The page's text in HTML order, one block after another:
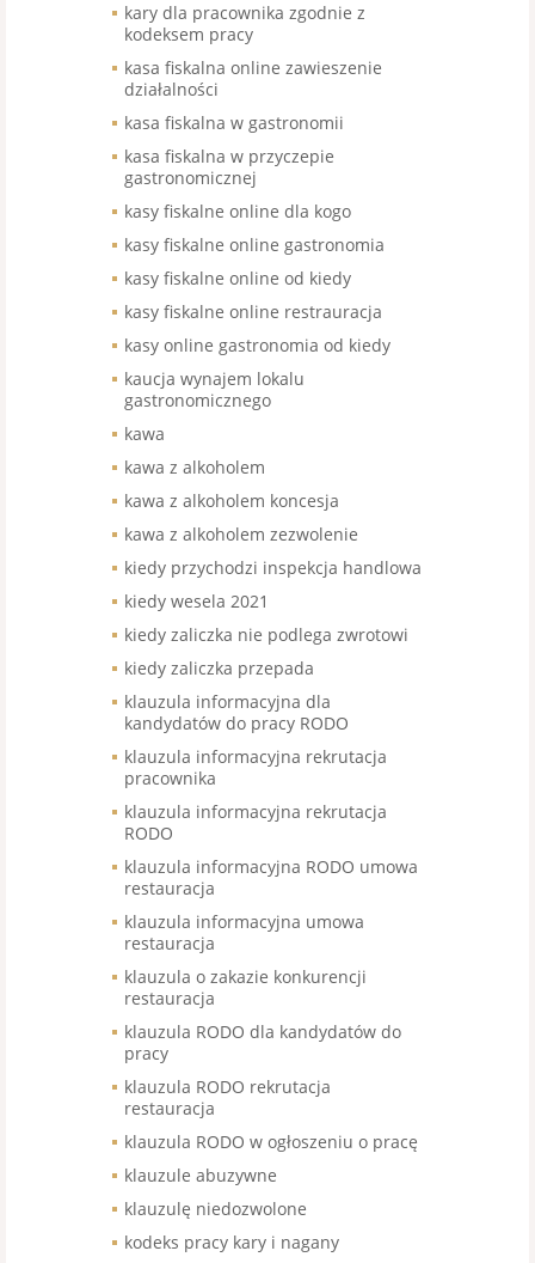
kary dla pracownika zgodnie z
kodeksem pracy
kasa fiskalna online zawieszenie
działalności
kasa fiskalna w gastronomii
kasa fiskalna w przyczepie
gastronomicznej
kasy fiskalne online dla kogo
kasy fiskalne online gastronomia
kasy fiskalne online od kiedy
kasy fiskalne online restrauracja
kasy online gastronomia od kiedy
kaucja wynajem lokalu
gastronomicznego
kawa
kawa z alkoholem
kawa z alkoholem koncesja
kawa z alkoholem zezwolenie
kiedy przychodzi inspekcja handlowa
kiedy wesela 2021
kiedy zaliczka nie podlega zwrotowi
kiedy zaliczka przepada
klauzula informacyjna dla
kandydatów do pracy RODO
klauzula informacyjna rekrutacja
pracownika
klauzula informacyjna rekrutacja
RODO
klauzula informacyjna RODO umowa
restauracja
klauzula informacyjna umowa
restauracja
klauzula o zakazie konkurencji
restauracja
klauzula RODO dla kandydatów do
pracy
klauzula RODO rekrutacja
restauracja
klauzula RODO w ogłoszeniu o pracę
klauzule abuzywne
klauzulę niedozwolone
kodeks pracy kary i nagany